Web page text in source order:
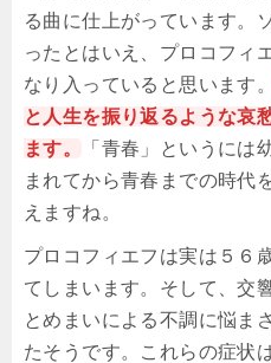
る曲に仕上がっています。
ったとはいえ、プロコフィ
なり入っていると思います。
と人生を振り返るような哀
ます。
「青春」というには
まれてから青春までの時代
えますね。
プロコフィエフは実は５６
てしまいます。そして、交
とめまいによる不調に悩ま
たそうです。これらの症状